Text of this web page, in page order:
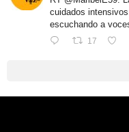
cuidados
escuchando a
17